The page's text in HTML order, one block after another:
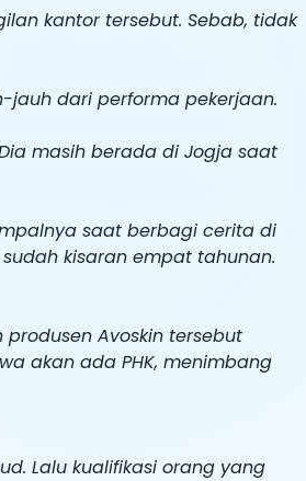
kantor tersebut. Sebab, tidak
jauh dari performa pekerjaan.
masih berada di Jogja saat
saat berbagi cerita di
kisaran empat tahunan.
Avoskin tersebut
akan ada PHK, menimbang
Lalu kualifikasi orang yang